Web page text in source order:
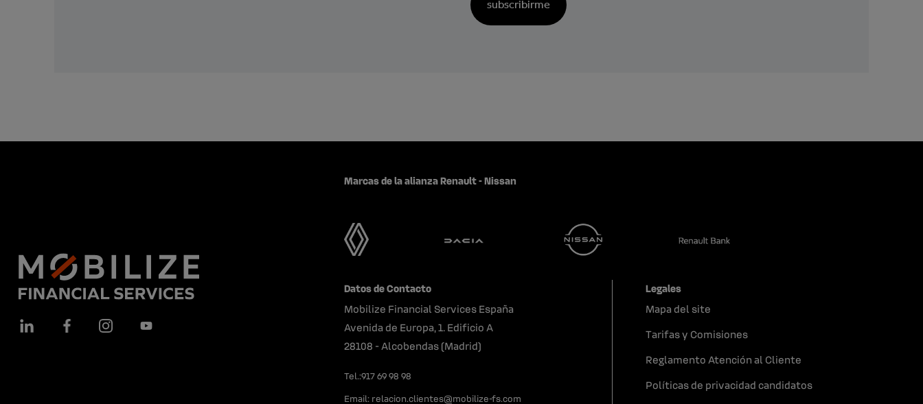
Marcas de la alianza Renault - Nissan
Datos de Contacto
Mobilize Financial Services España
Avenida de Europa, 1. Edificio A
28108 - Alcobendas (Madrid)
Tel.:917 69 98 98
Email: relacion.clientes@mobilize-fs.com
Legales
Mapa del site
Tarifas y Comisiones
Reglamento Atención al Cliente
Políticas de privacidad candidatos